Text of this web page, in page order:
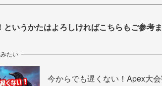
というかたはよろしければこちらもご参考
たい
今からでも遅くない！Apex大